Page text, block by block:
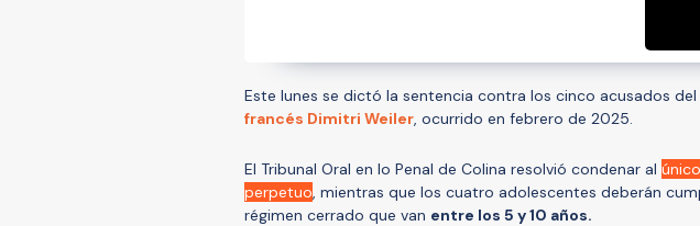
Este lunes se dictó la sentencia contra los cinco acusados del
francés Dimitri Weiler, ocurrido en febrero de 2025.
El Tribunal Oral en lo Penal de Colina resolvió condenar al
perpetuo, mientras que los cuatro adolescentes deberán
régimen cerrado que van entre los 5 y 10 años.